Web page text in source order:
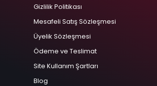
Gizlilik Politikası
Mesafeli Satış Sözleşmesi
Üyelik Sözleşmesi
Ödeme ve Teslimat
Site Kullanım Şartları
Blog